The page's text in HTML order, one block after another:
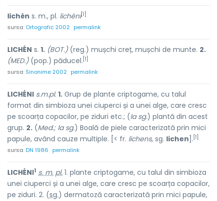
lichén s. m., pl. lichéni[1]
sursa: Ortografic 2002 permalink
LICHÉN s. 1. (BOT.)(reg.) mușchi creț, mușchi de munte. 2.
(MED.)(pop.) păducel. [1]
sursa: Sinonime 2002 permalink
LICHÉNI s.m.pl. 1. Grup de plante criptogame, cu talul
format din simbioza unei ciuperci și a unei alge, care cresc
pe scoarța copacilor, pe ziduri etc.; (la sg.) plantă din acest
grup. 2. (Med.; la sg.) Boală de piele caracterizată prin mici
papule, având cauze multiple. [< fr. lichens, sg. lichen ]. [1]
sursa:DN 1986 permalink
LICHÉNI1 s. m. pl. 1. plante criptogame, cu talul din simbioza
unei ciuperci și a unei alge, care cresc pe scoarța copacilor,
pe ziduri. 2. (sg.) dermatoză caracterizată prin mici papule,